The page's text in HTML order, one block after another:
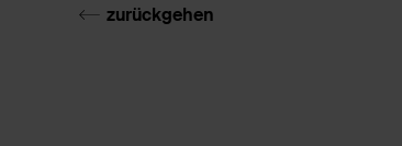
zurückgehen